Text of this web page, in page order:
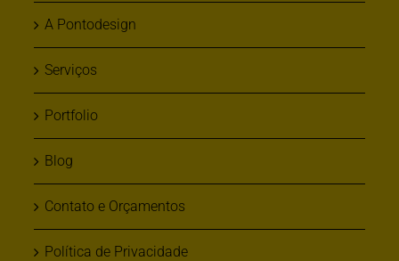
A Pontodesign
Serviços
Portfolio
Blog
Contato e Orçamentos
Política de Privacidade